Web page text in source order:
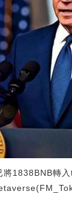
1838BNB轉